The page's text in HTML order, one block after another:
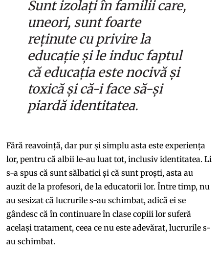
Sunt izolați în familii care,
uneori, sunt foarte
reținute cu privire la
educație și le induc faptul
că educația este nocivă și
toxică și că-i face să-și
piardă identitatea.
Fără reavoință, dar pur și simplu asta este experiența
lor, pentru că albii le-au luat tot, inclusiv identitatea. Li
s-a spus că sunt sălbatici și că sunt proști, asta au
auzit de la profesori, de la educatorii lor. Între timp, nu
au sesizat că lucrurile s-au schimbat, adică ei se
gândesc că în continuare în clase copiii lor suferă
același tratament, ceea ce nu este adevărat, lucrurile s-
au schimbat.